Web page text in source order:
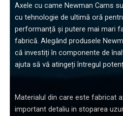
Axele cu came Newman Cams
cu tehnologie de ultimă oră
performanță și putere mai mari
fabrică. Alegând produsele
că investiți în componente de
ajuta să vă atingeți întregul
Materialul din care este fabricat
important detaliu in stoparea